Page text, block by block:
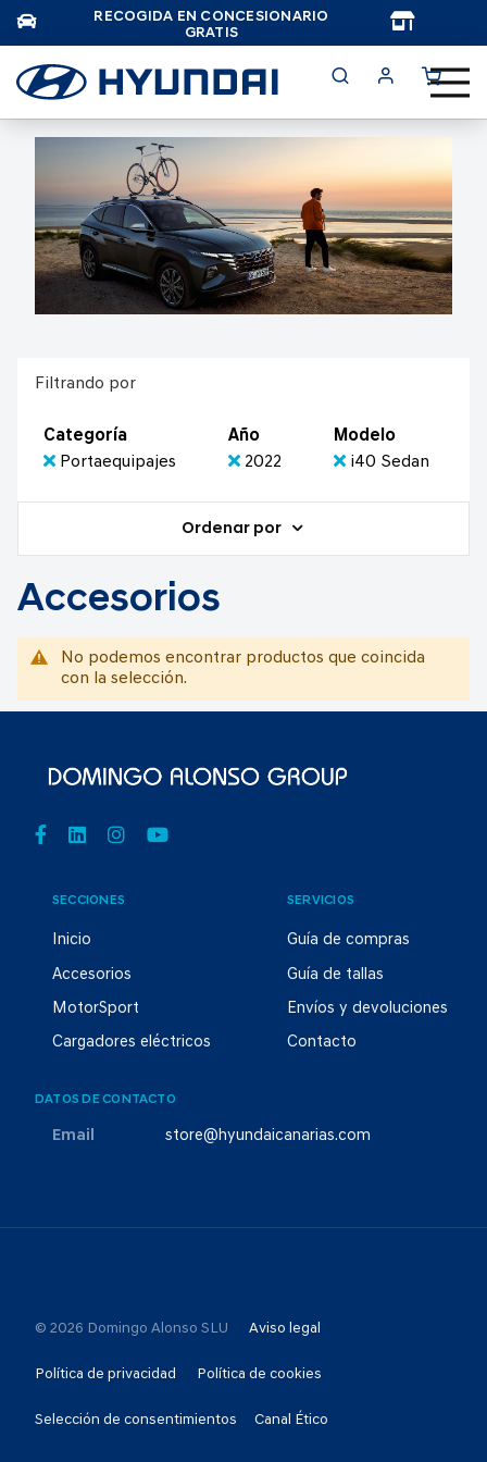
RECOGIDA EN CONCESIONARIO
GRATIS
Filtrando por
Categoría
Portaequipajes
Año
2022
Modelo
i40 Sedan
Ordenar por
Accesorios
No podemos encontrar productos que coincida
con la selección.
SECCIONES
Inicio
Accesorios
MotorSport
Cargadores eléctricos
SERVICIOS
Guía de compras
Guía de tallas
Envíos y devoluciones
Contacto
DATOS DE CONTACTO
Email store@hyundaicanarias.com
© 2026 Domingo Alonso SLU Aviso legal
Política de privacidad Política de cookies
Selección de consentimientos Canal Ético